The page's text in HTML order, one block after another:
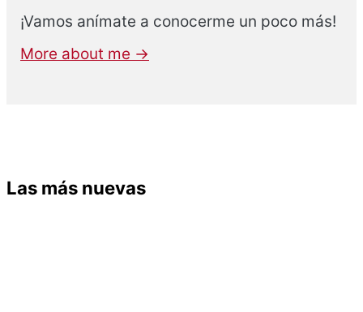
¡Vamos anímate a conocerme un poco más!
More about me →
Las más nuevas